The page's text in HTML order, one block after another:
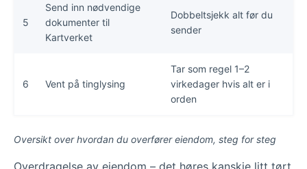
5
Send inn nødvendige
dokumenter til
Kartverket
Dobbeltsjekk alt før du
sender
6 Vent på tinglysing
Tar som regel 1–2
virkedager hvis alt er i
orden
Oversikt over hvordan du overfører eiendom, steg for steg
Overdragelse av eiendom – det høres kanskje litt tørt